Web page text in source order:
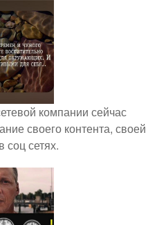
компании сейчас
своего контента, своей
соц сетях.